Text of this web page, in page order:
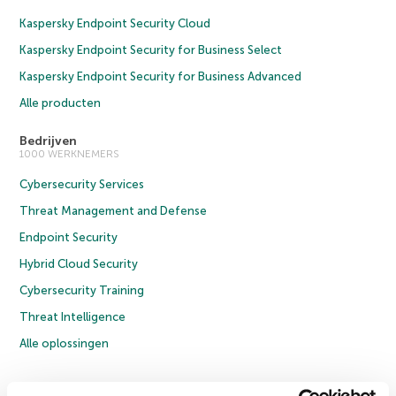
Kaspersky Endpoint Security Cloud
Kaspersky Endpoint Security for Business Select
Kaspersky Endpoint Security for Business Advanced
Alle producten
Bedrijven
1000 WERKNEMERS
Cybersecurity Services
Threat Management and Defense
Endpoint Security
Hybrid Cloud Security
Cybersecurity Training
Threat Intelligence
Alle oplossingen